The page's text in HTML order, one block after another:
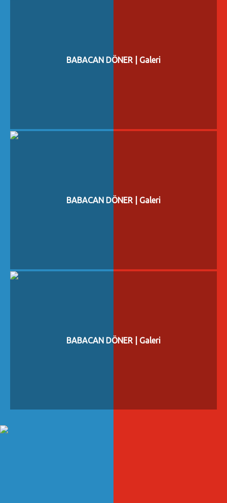
BABACAN DÖNER | Galeri
BABACAN DÖNER | Galeri
BABACAN DÖNER | Galeri